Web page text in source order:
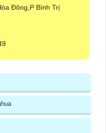
Đông,P Bình Trị